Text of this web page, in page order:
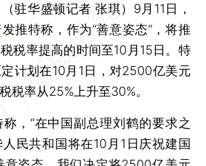
（驻华盛顿记者 张琪） 9月11日，
发推特称，作为“善意姿态”，将推
税率提高的时间至10月15日。特
计划在10月1日，对2500亿美元
税率从25%上升至30%。
“在中国副总理刘鹤的要求之
民共和国将在10月1日庆祝建国